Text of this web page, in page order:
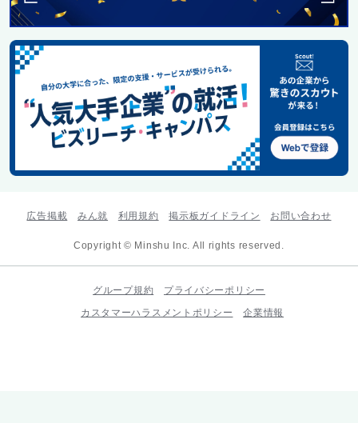
広告掲載 みん就 利用規約 掲示板ガイドライン お問い合わせ
Copyright © Minshu Inc. All rights reserved.
グループ規約
プライバシーポリシー
カスタマーハラスメントポリシー
企業情報